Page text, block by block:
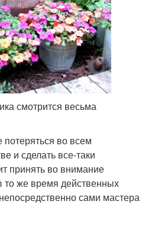
смотрится весьма
потеряться во всем
и сделать все-таки
принять во внимание
то же время действенных
сами мастера